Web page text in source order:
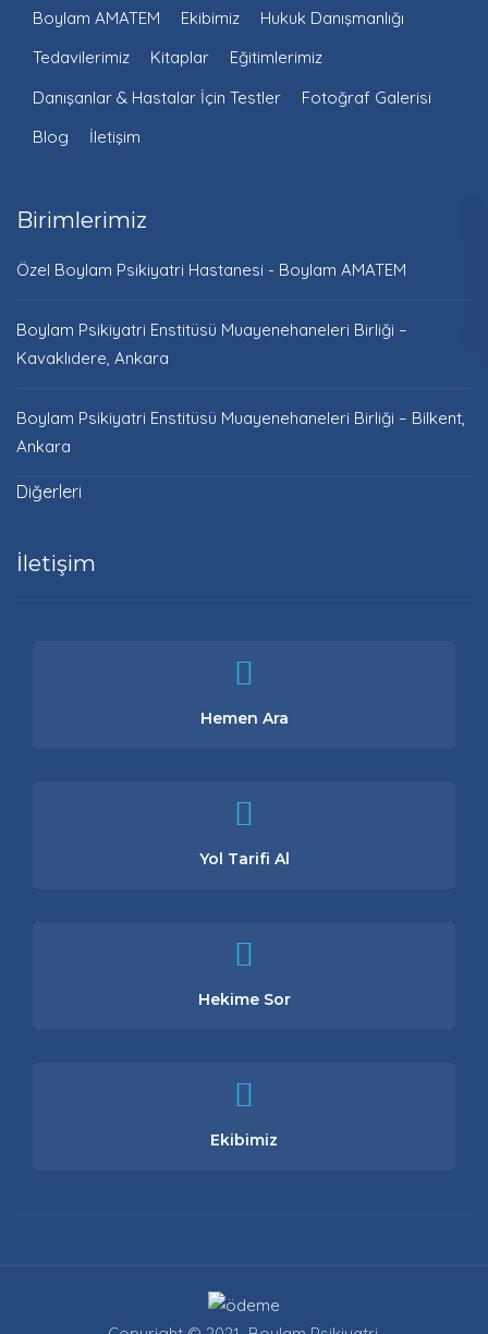
Boylam AMATEM
Ekibimiz
Hukuk Danışmanlığı
Tedavilerimiz
Kitaplar
Eğitimlerimiz
Danışanlar & Hastalar İçin Testler
Fotoğraf Galerisi
Blog
İletişim
Birimlerimiz
Özel Boylam Psikiyatri Hastanesi - Boylam AMATEM
Boylam Psikiyatri Enstitüsü Muayenehaneleri Birliği –
Kavaklıdere, Ankara
Boylam Psikiyatri Enstitüsü Muayenehaneleri Birliği – Bilkent,
Ankara
Diğerleri
İletişim
Hemen Ara
Yol Tarifi Al
Hekime Sor
Ekibimiz